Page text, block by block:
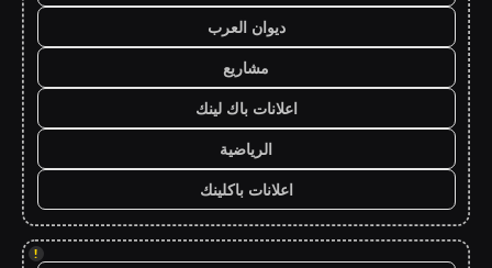
ديوان العرب
مشاريع
اعلانات باك لينك
الرياضية
اعلانات باكلينك
!